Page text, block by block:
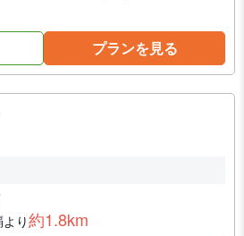
プランを見る
り約1.8km